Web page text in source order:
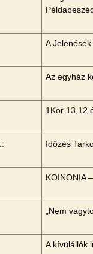
A
Az egyház
1Kor 13,12
Időzés
KOINONIA
„Nem
A kívülállók